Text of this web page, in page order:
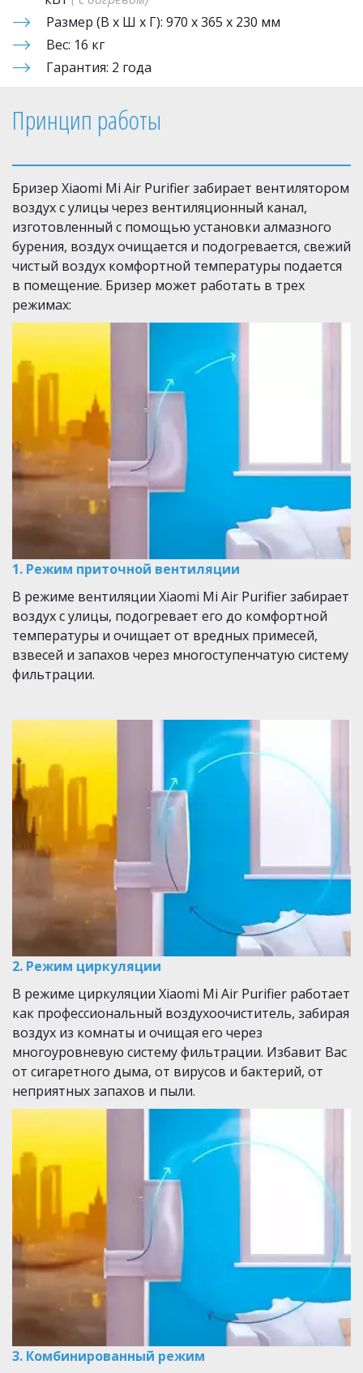
Размер (В х Ш х Г): 970 х 365 х 230 мм
Вес: 16 кг
Гарантия: 2 года
Принцип работы
Бризер Xiaomi Mi Air Purifier забирает вентилятором
воздух с улицы через вентиляционный канал,
изготовленный с помощью установки алмазного
бурения, воздух очищается и подогревается, свежий
чистый воздух комфортной температуры подается
в помещение. Бризер может работать в трех
режимах:
1. Режим приточной вентиляции­
В режиме вентиляции Xiaomi Mi Air Purifier забирает
воздух с улицы, подогревает его до комфортной
температуры и очищает от вредных примесей,
взвесей и запахов через многоступенчатую систему
фильтрации. ­
2. Режим циркуляции­
В режиме циркуляции Xiaomi Mi Air Purifier работает
как профессиональный воздухоочиститель, забирая
воздух из комнаты и очищая его через
многоуровневую систему фильтрации. Избавит Вас
от сигаретного дыма, от вирусов и бактерий, от
неприятных запахов и пыли.
3. Комбинированный режим ­